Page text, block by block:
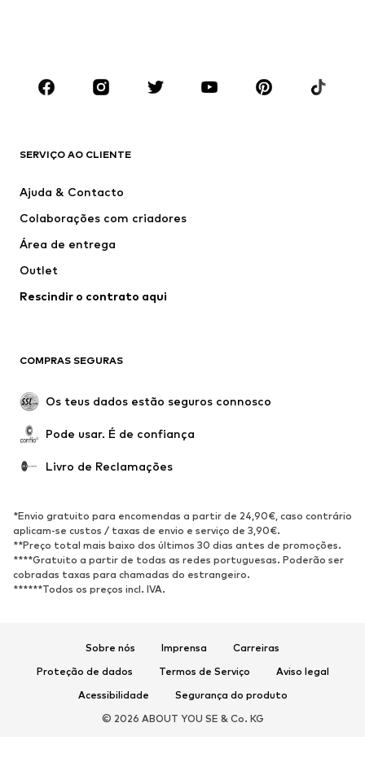
Acessórios
Premium
Novidades
Roupa interior
Sobretudos
Roupa de banho
Upcycling
SAPATOS
Novidades
altos
Sandálias
Sapatos baixos
Sapatilhas de desporto
Sabrinas
Sapatos abertos
Roupa desportiva
Tipos de desporto
Sapatilhas de desporto
Mochilas e Sacos de desporto
SERVIÇO AO CLIENTE
Ajuda & Contacto
Colaborações com criadores
Área de entrega
Outlet
Rescindir o contrato aqui
COMPRAS SEGURAS
Os teus dados estão seguros connosco
Pode usar. É de confiança
Livro de Reclamações
*Envio gratuito para encomendas a partir de 24,90€, caso contrário
aplicam-se custos / taxas de envio e serviço de 3,90€.
**Preço total mais baixo dos últimos 30 dias antes de promoções.
****Gratuito a partir de todas as redes portuguesas. Poderão ser
cobradas taxas para chamadas do estrangeiro.
******Todos os preços incl. IVA.
Sobre nós Imprensa
Carreiras
Proteção de dados
Termos de Serviço
Aviso legal
Acessibilidade
Segurança do produto
© 2026 ABOUT YOU SE & Co. KG